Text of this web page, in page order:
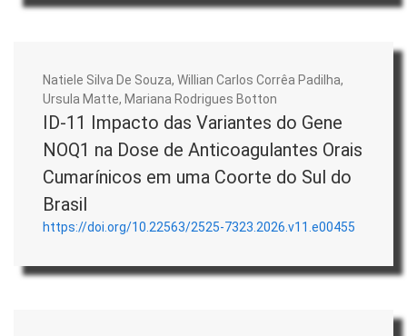
Natiele Silva De Souza, Willian Carlos Corrêa Padilha,
Ursula Matte, Mariana Rodrigues Botton
ID-11 Impacto das Variantes do Gene
NOQ1 na Dose de Anticoagulantes Orais
Cumarínicos em uma Coorte do Sul do
Brasil
https://doi.org/10.22563/2525-7323.2026.v11.e00455